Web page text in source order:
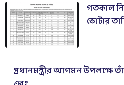
গতকাল
ভোটার
প্রধানমন্ত্রীর আগমন উপলক্ষে